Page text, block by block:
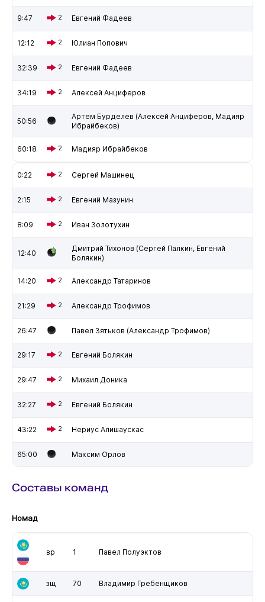
9:47 2 Евгений Фадеев
12:12 2 Юлиан Попович
32:39 2 Евгений Фадеев
34:19 2 Алексей Анциферов
50:56
Артем Бурделев (Алексей Анциферов, Мадияр
Ибрайбеков)
60:18 2 Мадияр Ибрайбеков
0:22 2 Сергей Машинец
2:15 2 Евгений Мазунин
8:09 2 Иван Золотухин
12:40
Дмитрий Тихонов (Сергей Палкин, Евгений
Болякин)
14:20 2 Александр Татаринов
21:29 2 Александр Трофимов
26:47 Павел Зятьков (Александр Трофимов)
29:17 2 Евгений Болякин
29:47 2 Михаил Доника
32:27 2 Евгений Болякин
43:22 2 Нериус Алишаускас
65:00 Максим Орлов
Составы команд
Номад
вр 1 Павел Полуэктов
зщ 70 Владимир Гребенщиков